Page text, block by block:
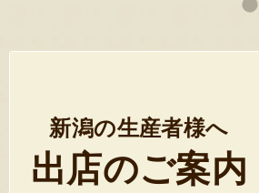
新潟の生産者様へ
出店のご案内